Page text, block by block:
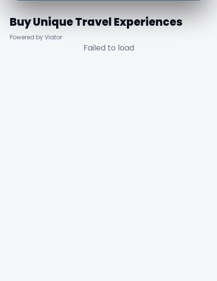
Buy Unique Travel Experiences
Powered by Viator
Failed to load